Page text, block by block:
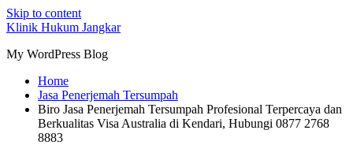
Skip to content
Klinik Hukum Jangkar
My WordPress Blog
Home
Jasa Penerjemah Tersumpah
Biro Jasa Penerjemah Tersumpah Profesional Terpercaya dan
Berkualitas Visa Australia di Kendari, Hubungi 0877 2768
8883